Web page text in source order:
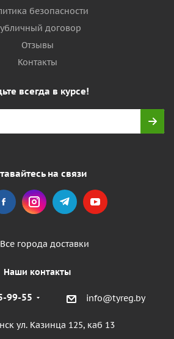
безопасности
договор
Отзывы
Контакты
всегда в курсе!
на связи
Все города доставки
Наши контакты
99-55 info@tyreg.by
ул. Казинца 125, каб 13